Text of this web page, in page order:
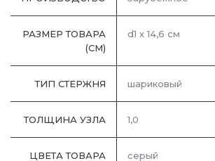
РАЗМЕР ТОВАРА
(СМ)
d1 х 14,6 см
ТИП СТЕРЖНЯ шариковый
ТОЛЩИНА УЗЛА 1,0
ЦВЕТА ТОВАРА серый